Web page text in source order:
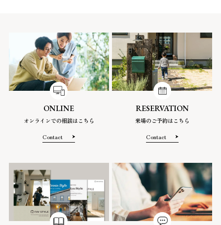
ONLINE
オンラインでの相談はこちら
Contact
RESERVATION
来場のご予約はこちら
Contact